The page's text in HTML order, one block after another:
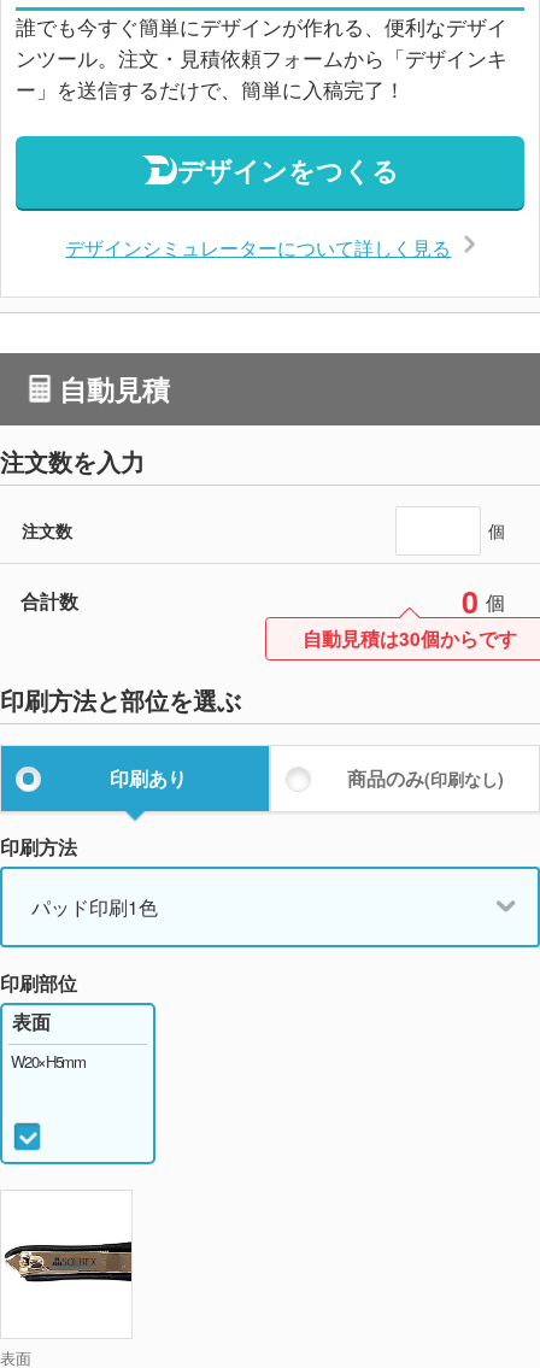
誰でも今すぐ簡単にデザインが作れる、便利なデザイ
ンツール。注文・見積依頼フォームから「デザインキ
ー」を送信するだけで、簡単に入稿完了！
デザインをつくる
デザインシミュレーターについて詳しく見る
自動見積
注文数を入力
注文数 個
合計数 0 個
自動見積は30個からです
印刷方法と部位を選ぶ
印刷あり 商品のみ(印刷なし)
印刷方法
パッド印刷1色
印刷部位
表面
表面
W20×H5mm